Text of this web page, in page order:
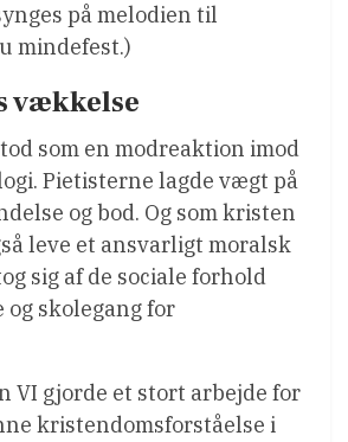
på melodien til
mindefest.)
vækkelse
som en modreaktion imod
Pietisterne lagde vægt på
og bod. Og som kristen
leve et ansvarligt moralsk
sig af de sociale forhold
og skolegang for
VI gjorde et stort arbejde for
kristendomsforståelse i